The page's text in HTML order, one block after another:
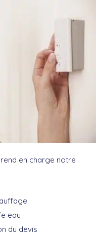
en charge notre
eau
du devis